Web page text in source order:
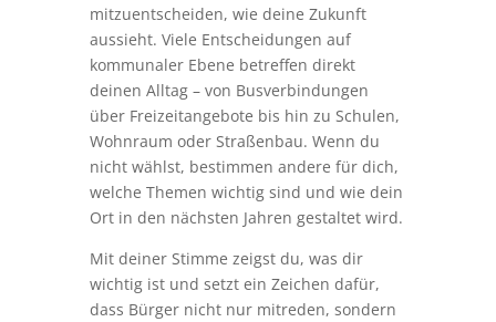
mitzuentscheiden, wie deine Zukunft
aussieht. Viele Entscheidungen auf
kommunaler Ebene betreffen direkt
deinen Alltag – von Busverbindungen
über Freizeitangebote bis hin zu Schulen,
Wohnraum oder Straßenbau. Wenn du
nicht wählst, bestimmen andere für dich,
welche Themen wichtig sind und wie dein
Ort in den nächsten Jahren gestaltet wird.
Mit deiner Stimme zeigst du, was dir
wichtig ist und setzt ein Zeichen dafür,
dass Bürger nicht nur mitreden, sondern